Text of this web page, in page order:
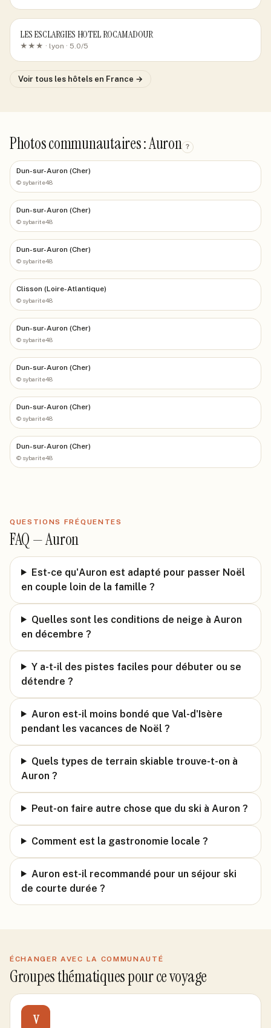
LES ESCLARGIES HOTEL ROCAMADOUR
★★★ · lyon · 5.0/5
Voir tous les hôtels en France →
Photos communautaires : Auron ?
Dun-sur-Auron (Cher)
© sybarite48
Dun-sur-Auron (Cher)
© sybarite48
Dun-sur-Auron (Cher)
© sybarite48
Clisson (Loire-Atlantique)
© sybarite48
Dun-sur-Auron (Cher)
© sybarite48
Dun-sur-Auron (Cher)
© sybarite48
Dun-sur-Auron (Cher)
© sybarite48
Dun-sur-Auron (Cher)
© sybarite48
QUESTIONS FRÉQUENTES
FAQ —Auron
Est-ce qu'Auron est adapté pour passer Noël
en couple loin de la famille ?
Quelles sont les conditions de neige à Auron
en décembre ?
Y a-t-il des pistes faciles pour débuter ou se
détendre ?
Auron est-il moins bondé que Val-d'Isère
pendant les vacances de Noël ?
Quels types de terrain skiable trouve-t-on à
Auron ?
Peut-on faire autre chose que du ski à Auron ?
Comment est la gastronomie locale ?
Auron est-il recommandé pour un séjour ski
de courte durée ?
ÉCHANGER AVEC LA COMMUNAUTÉ
Groupes thématiques pour ce voyage
V